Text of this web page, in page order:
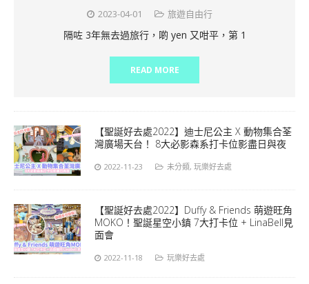
2023-04-01 旅遊自由行
隔咗 3年無去過旅行，啲 yen 又咁平，第 1
READ MORE
【聖誕好去處2022】迪士尼公主 X 動物集合荃
灣廣場天台！ 8大必影森系打卡位影盡日與夜
2022-11-23 未分類, 玩樂好去處
【聖誕好去處2022】Duffy & Friends 萌遊旺角
MOKO！聖誕星空小鎮 7大打卡位 + LinaBell見
面會
2022-11-18 玩樂好去處